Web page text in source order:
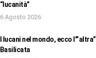
“lucanità”
6 Agosto 2026
I lucani nel mondo, ecco l'”altra”
Basilicata